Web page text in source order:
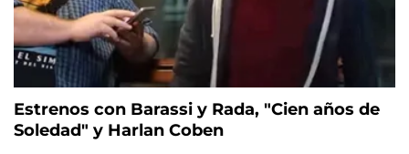
Estrenos con Barassi y Rada, "Cien años de
Soledad" y Harlan Coben